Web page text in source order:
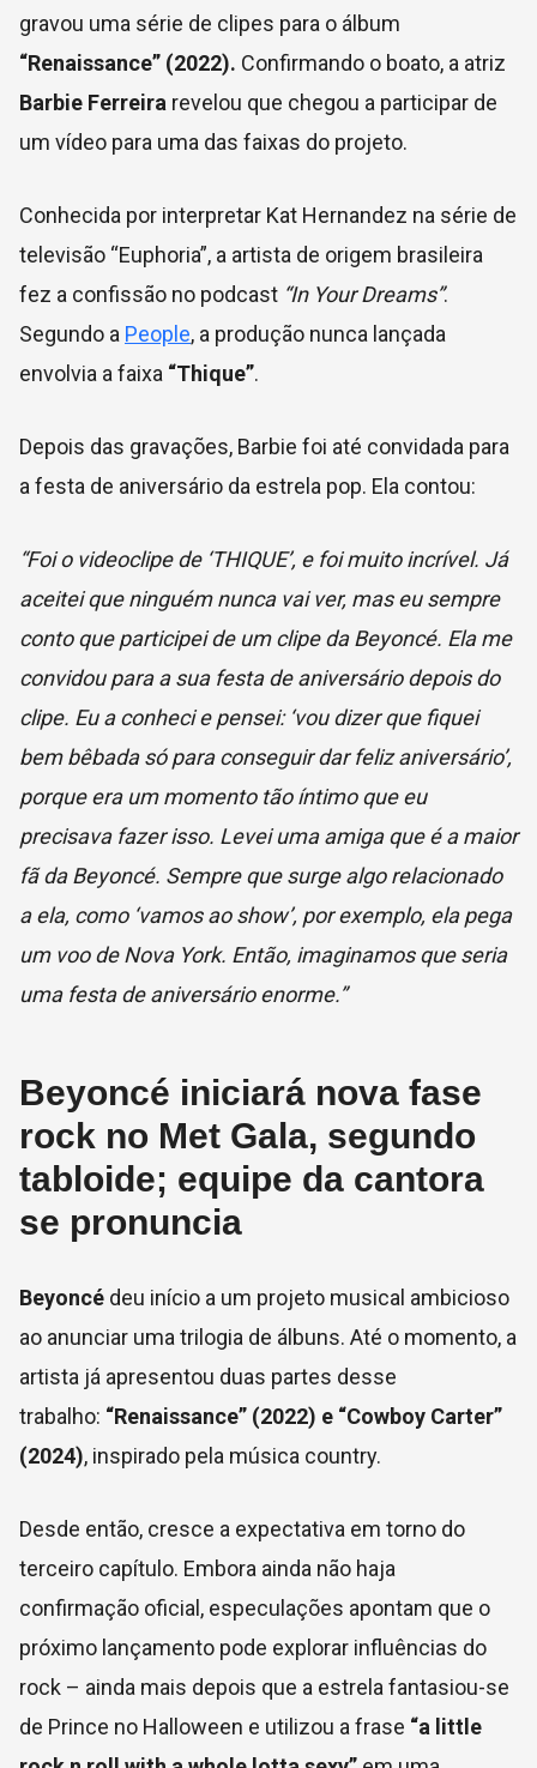
gravou uma série de clipes para o álbum
“Renaissance” (2022). Confirmando o boato, a atriz
Barbie Ferreira revelou que chegou a participar de
um vídeo para uma das faixas do projeto.
Conhecida por interpretar Kat Hernandez na série de
televisão “Euphoria”, a artista de origem brasileira
fez a confissão no podcast “In Your Dreams”.
Segundo a People, a produção nunca lançada
envolvia a faixa “Thique”.
Depois das gravações, Barbie foi até convidada para
a festa de aniversário da estrela pop. Ela contou:
“Foi o videoclipe de ‘THIQUE’, e foi muito incrível. Já
aceitei que ninguém nunca vai ver, mas eu sempre
conto que participei de um clipe da Beyoncé. Ela me
convidou para a sua festa de aniversário depois do
clipe. Eu a conheci e pensei: ‘vou dizer que fiquei
bem bêbada só para conseguir dar feliz aniversário’,
porque era um momento tão íntimo que eu
precisava fazer isso. Levei uma amiga que é a maior
fã da Beyoncé. Sempre que surge algo relacionado
a ela, como ‘vamos ao show’, por exemplo, ela pega
um voo de Nova York. Então, imaginamos que seria
uma festa de aniversário enorme.”
Beyoncé iniciará nova fase
rock no Met Gala, segundo
tabloide; equipe da cantora
se pronuncia
Beyoncé deu início a um projeto musical ambicioso
ao anunciar uma trilogia de álbuns. Até o momento, a
artista já apresentou duas partes desse
trabalho: “Renaissance” (2022) e “Cowboy Carter”
(2024), inspirado pela música country.
Desde então, cresce a expectativa em torno do
terceiro capítulo. Embora ainda não haja
confirmação oficial, especulações apontam que o
próximo lançamento pode explorar influências do
rock – ainda mais depois que a estrela fantasiou-se
de Prince no Halloween e utilizou a frase “a little